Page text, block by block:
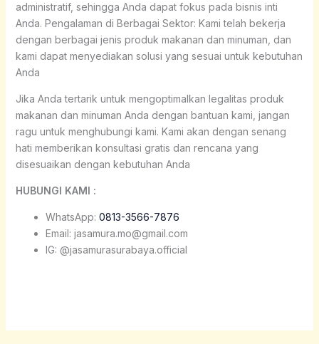
administratif, sehingga Anda dapat fokus pada bisnis inti
Anda. Pengalaman di Berbagai Sektor: Kami telah bekerja
dengan berbagai jenis produk makanan dan minuman, dan
kami dapat menyediakan solusi yang sesuai untuk kebutuhan
Anda
Jika Anda tertarik untuk mengoptimalkan legalitas produk
makanan dan minuman Anda dengan bantuan kami, jangan
ragu untuk menghubungi kami. Kami akan dengan senang
hati memberikan konsultasi gratis dan rencana yang
disesuaikan dengan kebutuhan Anda
HUBUNGI KAMI :
WhatsApp: 0813-3566-7876
Email: jasamura.mo@gmail.com
IG: @jasamurasurabaya.official